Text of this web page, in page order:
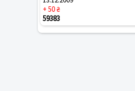
+ 50 ₴
59383